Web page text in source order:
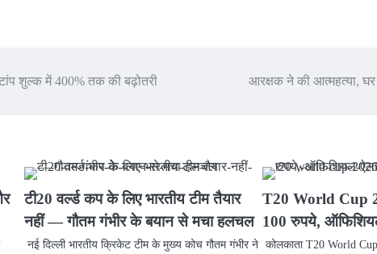
शुल्क में 400% तक की बढ़ोतरी आरक्षक ने की आत्महत्या,
टी20 वर्ल्ड कप के लिए भारतीय टीम तैयार
नहीं — गौतम गंभीर के बयान से मचा हलचल
नई दिल्ली भारतीय क्रिकेट टीम के मुख्य कोच गौतम गंभीर ने
T20 World Cup
100 रुपये,
कोलकाता T20 World